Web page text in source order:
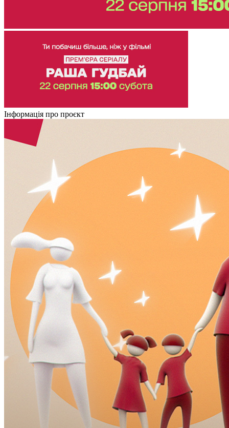
Інформація про проєкт